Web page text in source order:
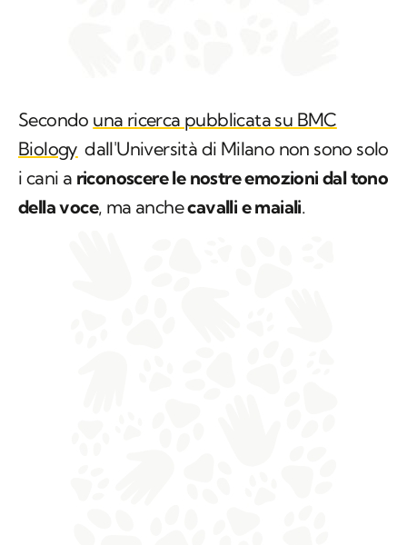
Secondo una ricerca pubblicata su BMC
Biology dall'Università di Milano non sono solo
i cani a riconoscere le nostre emozioni dal tono
della voce, ma anchecavalli e maiali.